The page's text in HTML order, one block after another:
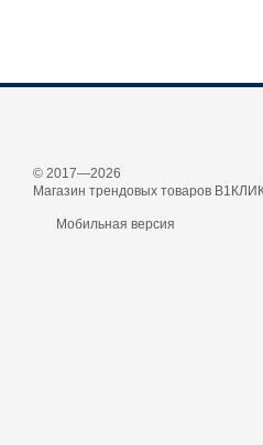
© 2017—2026
Магазин трендовых товаров
Мобильная версия